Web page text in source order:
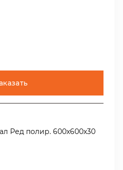
Ред полир. 600х600х30